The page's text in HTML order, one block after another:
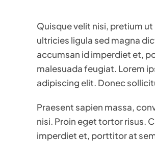
Quisque velit nisi, pretium
ultricies ligula sed magna
accumsan id imperdiet et,
malesuada feugiat. Lorem
adipiscing elit. Donec
Praesent sapien massa,
nisi. Proin eget tortor risus.
imperdiet et, porttitor at